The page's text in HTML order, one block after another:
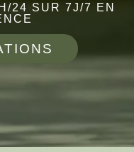
24 SUR 7J/7 EN